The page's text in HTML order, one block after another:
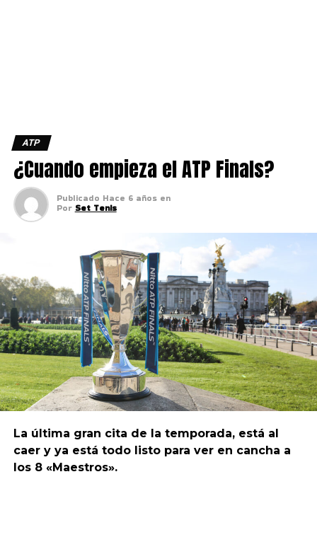
ATP
¿Cuando empieza el ATP Finals?
Publicado Hace 6 años en
Por Set Tenis
La última gran cita de la temporada, está al
caer y ya está todo listo para ver en cancha a
los 8 «Maestros».